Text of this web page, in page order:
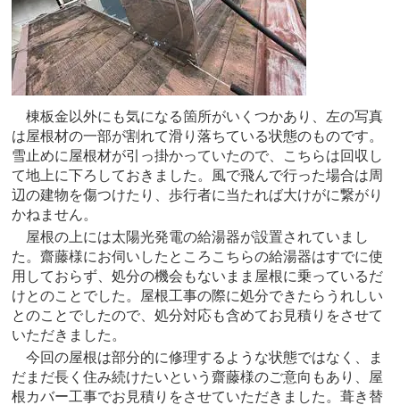
棟板金以外にも気になる箇所がいくつかあり、左の写真
は屋根材の一部が割れて滑り落ちている状態のものです。
雪止めに屋根材が引っ掛かっていたので、こちらは回収し
て地上に下ろしておきました。風で飛んで行った場合は周
辺の建物を傷つけたり、歩行者に当たれば大けがに繋がり
かねません。
屋根の上には太陽光発電の給湯器が設置されていまし
た。齋藤様にお伺いしたところこちらの給湯器はすでに使
用しておらず、処分の機会もないまま屋根に乗っているだ
けとのことでした。屋根工事の際に処分できたらうれしい
とのことでしたので、処分対応も含めてお見積りをさせて
いただきました。
今回の屋根は部分的に修理するような状態ではなく、ま
だまだ長く住み続けたいという齋藤様のご意向もあり、屋
根カバー工事でお見積りをさせていただきました。葺き替